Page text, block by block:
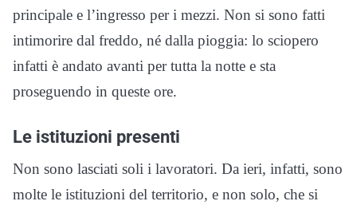
principale e l’ingresso per i mezzi. Non si sono fatti
intimorire dal freddo, né dalla pioggia: lo sciopero
infatti è andato avanti per tutta la notte e sta
proseguendo in queste ore.
Le istituzioni presenti
Non sono lasciati soli i lavoratori. Da ieri, infatti, sono
molte le istituzioni del territorio, e non solo, che si